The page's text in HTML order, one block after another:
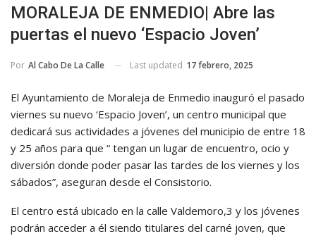
MORALEJA DE ENMEDIO| Abre las
puertas el nuevo ‘Espacio Joven’
Por Al Cabo De La Calle Last updated 17 febrero, 2025
El Ayuntamiento de Moraleja de Enmedio inauguró el pasado
viernes su nuevo ‘Espacio Joven’, un centro municipal que
dedicará sus actividades a jóvenes del municipio de entre 18
y 25 años para que “ tengan un lugar de encuentro, ocio y
diversión donde poder pasar las tardes de los viernes y los
sábados”, aseguran desde el Consistorio.
El centro está ubicado en la calle Valdemoro,3 y los jóvenes
podrán acceder a él siendo titulares del carné joven, que